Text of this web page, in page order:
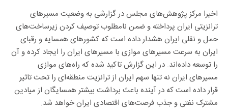
اخیرا مرکز پژوهش‌های مجلس در گزارشی به وضعیت مسیرهای
ترانزیتی ایران پرداخته و ضمن نامطلوب توصیف کردن زیرساخت‌های
حمل و نقلی ایران هشدار داده است که کشورهای همسایه و رقبای
ایران به سرعت مسیرهای موازی با مسیرهای ایران را ایجاد کرده و آن
را توسعه داده‌اند. در این گزارش تاکید شده که راه‌های موازی
مسیرهای ایران نه تنها سهم ایران از ترانزیت منطقه‌ای را تحت تاثیر
قرار داده است که در آینده باعث برداشت بیشتر همسایگان از میادین
مشترک نفتی و جذب فرصت‌های اقتصادی ایران خواهد شد.